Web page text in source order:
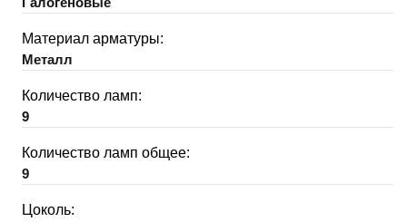
Материал арматуры:
Металл
Количество ламп:
9
Количество ламп общее:
9
Цоколь: